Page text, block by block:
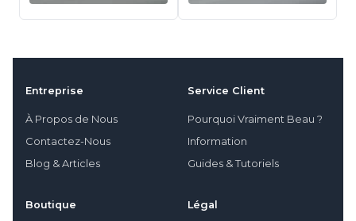
Entreprise
À Propos de Nous
Contactez-Nous
Blog & Articles
Service Client
Pourquoi Vraiment Beau ?
Information
Guides & Tutoriels
Boutique Légal